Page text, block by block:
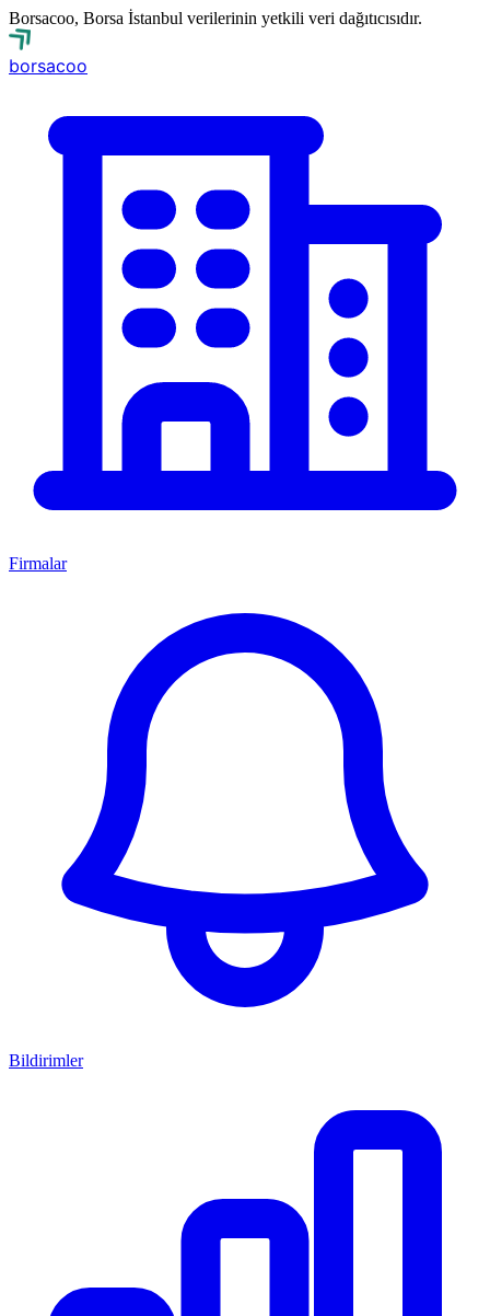
Borsacoo, Borsa İstanbul verilerinin yetkili veri dağıtıcısıdır.
borsacoo
Firmalar
Bildirimler